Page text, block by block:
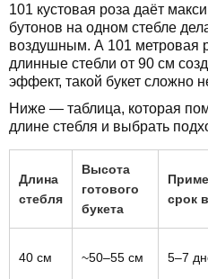
101 кустовая роза даёт
бутонов на одном стебле
воздушным. А 101 метровая
длинные стебли от 90 см
эффект, такой букет сложно
Ниже — таблица, которая
длине стебля и выбрать
Длина
стебля
Высота
готового
букета
срок
40 см ~50–55 см 5–7